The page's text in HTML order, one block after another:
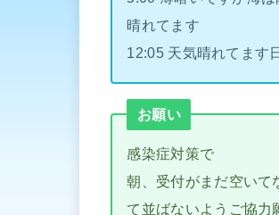
晴れてます
12:05 天気晴れてます
お願い
感染症対策で
朝、受付がまだ空いて
て並ばないようご協力